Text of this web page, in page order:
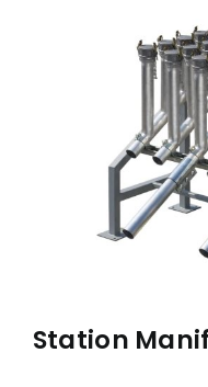
À PROPOS
CONTACT
ENGLISH
Station